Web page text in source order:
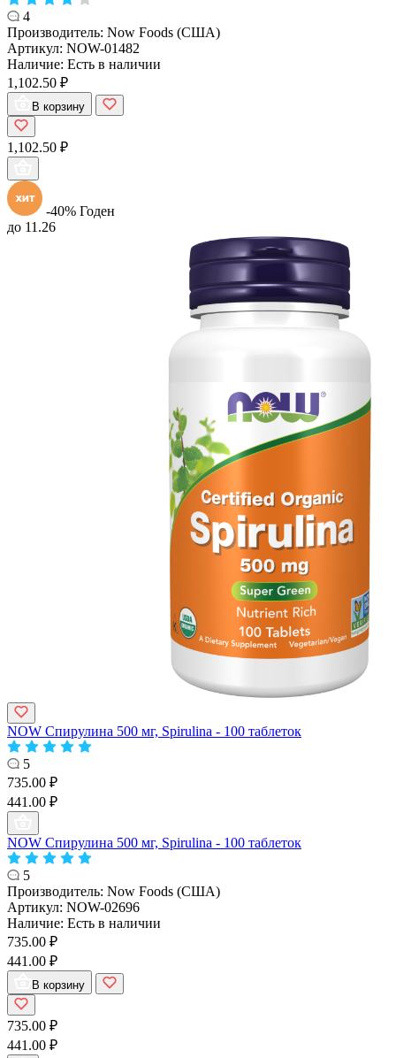
4
Производитель: Now Foods (США)
Артикул: NOW-01482
Наличие: Есть в наличии
1,102.50 ₽
В корзину
1,102.50 ₽
-40% Годен
до 11.26
NOW Спирулина 500 мг, Spirulina - 100 таблеток
5
735.00 ₽
441.00 ₽
NOW Спирулина 500 мг, Spirulina - 100 таблеток
5
Производитель: Now Foods (США)
Артикул: NOW-02696
Наличие: Есть в наличии
735.00 ₽
441.00 ₽
В корзину
735.00 ₽
441.00 ₽